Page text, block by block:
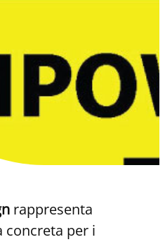
rappresenta
concreta per i